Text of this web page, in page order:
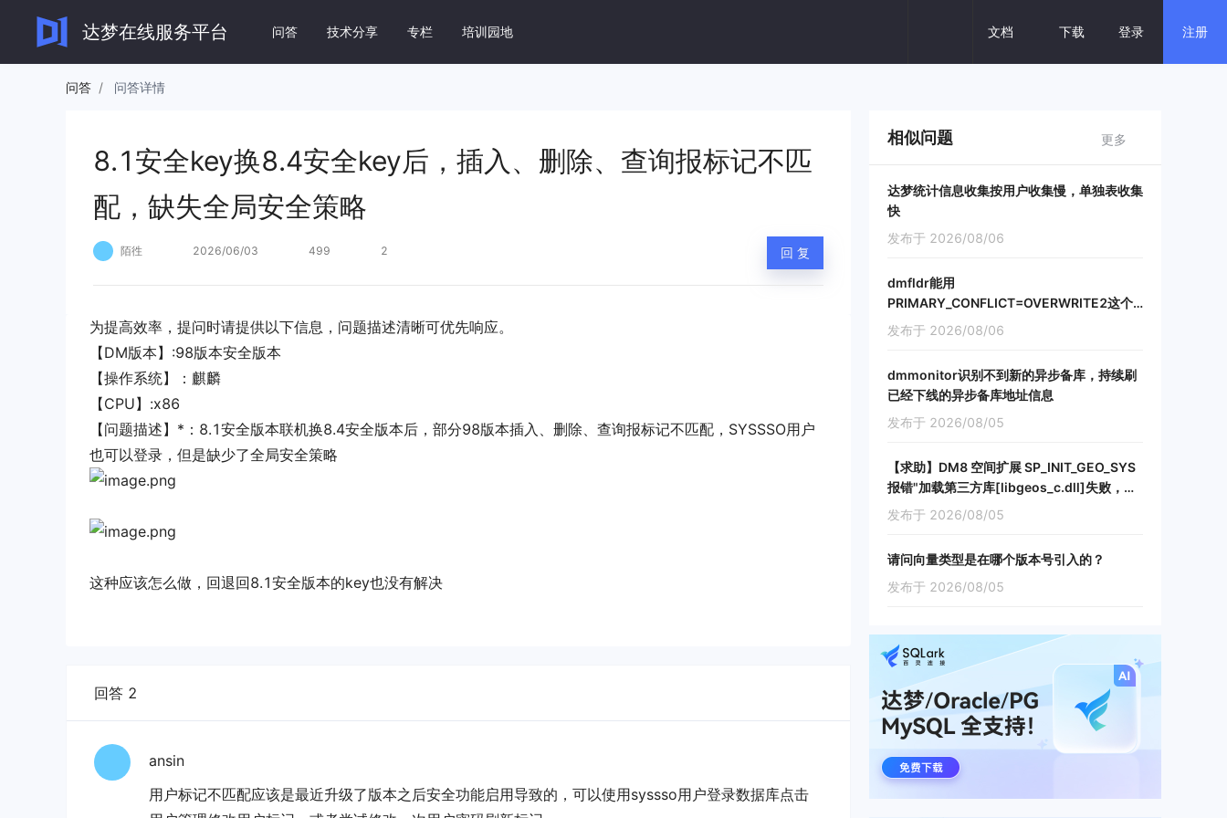
达梦在线服务平台 问答 技术分享 专栏 培训园地 文档
文档
全面了解和使用达梦系列产
查看全部文档 →
DM8 快速上手 DM8 SQL开发指南
全面了解 DM8 日常运维工作
全面了解 DM8 环境配置和开发用例
下载 登录 注册
8.1安全key换8.4安全key后，插入、删除、查询报标记不匹配，缺失全局安全策略 回 复
问答 / 问答详情
8.1安全key换8.4安全key后，插入、删除、查询报标记不匹
配，缺失全局安全策略
陌徃 2026/06/03 499 2 回 复
为提高效率，提问时请提供以下信息，问题描述清晰可优先响应。
【DM版本】:98版本安全版本
【操作系统】：麒麟
【CPU】:x86
【问题描述】*：8.1安全版本联机换8.4安全版本后，部分98版本插入、删除、查询报标记不匹配，SYSSSO用户
也可以登录，但是缺少了全局安全策略
这种应该怎么做，回退回8.1安全版本的key也没有解决
回答 2
ansin
用户标记不匹配应该是最近升级了版本之后安全功能启用导致的，可以使用syssso用户登录数据库点击
相似问题 更多
达梦统计信息收集按用户收集慢，单独表收集
快
发布于 2026/08/06
dmfldr能用
PRIMARY_CONFLICT=OVERWRITE2这个
参数吗，如果不能的话dmfldr怎么处理增量
发布于 2026/08/06
dmmonitor识别不到新的异步备库，持续刷
已经下线的异步备库地址信息
发布于 2026/08/05
【求助】DM8 空间扩展 SP_INIT_GEO_SYS
报错"加载第三方库[libgeos_c.dll]失败，库
文件缺失或版本太旧"
发布于 2026/08/05
请问向量类型是在哪个版本号引入的？
发布于 2026/08/05